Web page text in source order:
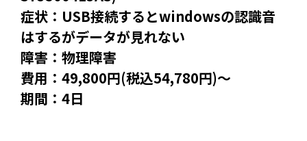
症状：USB接続するとwindowsの認識音
はするがデータが見れない
障害：物理障害
費用：49,800円(税込54,780円)～
期間：4日